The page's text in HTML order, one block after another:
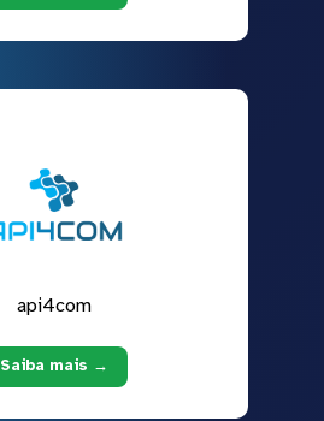
api4com
Saiba mais →